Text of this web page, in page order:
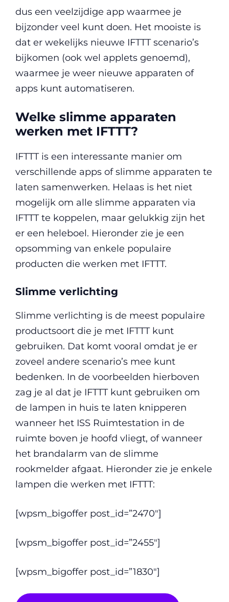
dus een veelzijdige app waarmee je
bijzonder veel kunt doen. Het mooiste is
dat er wekelijks nieuwe IFTTT scenario’s
bijkomen (ook wel applets genoemd),
waarmee je weer nieuwe apparaten of
apps kunt automatiseren.
Welke slimme apparaten
werken met IFTTT?
IFTTT is een interessante manier om
verschillende apps of slimme apparaten te
laten samenwerken. Helaas is het niet
mogelijk om alle slimme apparaten via
IFTTT te koppelen, maar gelukkig zijn het
er een heleboel. Hieronder zie je een
opsomming van enkele populaire
producten die werken met IFTTT.
Slimme verlichting
Slimme verlichting is de meest populaire
productsoort die je met IFTTT kunt
gebruiken. Dat komt vooral omdat je er
zoveel andere scenario’s mee kunt
bedenken. In de voorbeelden hierboven
zag je al dat je IFTTT kunt gebruiken om
de lampen in huis te laten knipperen
wanneer het ISS Ruimtestation in de
ruimte boven je hoofd vliegt, of wanneer
het brandalarm van de slimme
rookmelder afgaat. Hieronder zie je enkele
lampen die werken met IFTTT:
[wpsm_bigoffer post_id=”2470″]
[wpsm_bigoffer post_id=”2455″]
[wpsm_bigoffer post_id=”1830″]